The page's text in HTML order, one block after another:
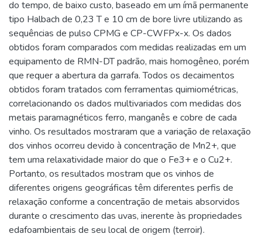
do tempo, de baixo custo, baseado em um ímã permanente
tipo Halbach de 0,23 T e 10 cm de bore livre utilizando as
sequências de pulso CPMG e CP-CWFPx-x. Os dados
obtidos foram comparados com medidas realizadas em um
equipamento de RMN-DT padrão, mais homogêneo, porém
que requer a abertura da garrafa. Todos os decaimentos
obtidos foram tratados com ferramentas quimiométricas,
correlacionando os dados multivariados com medidas dos
metais paramagnéticos ferro, manganês e cobre de cada
vinho. Os resultados mostraram que a variação de relaxação
dos vinhos ocorreu devido à concentração de Mn2+, que
tem uma relaxatividade maior do que o Fe3+ e o Cu2+.
Portanto, os resultados mostram que os vinhos de
diferentes origens geográficas têm diferentes perfis de
relaxação conforme a concentração de metais absorvidos
durante o crescimento das uvas, inerente às propriedades
edafoambientais de seu local de origem (terroir).